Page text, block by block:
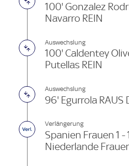
100' Gonzalez
Navarro REIN
Auswechslung
100' Caldentey
Putellas REIN
Auswechslung
96' Egurrola RAUS
Verlängerung
Spanien Frauen 1 -
Niederlande